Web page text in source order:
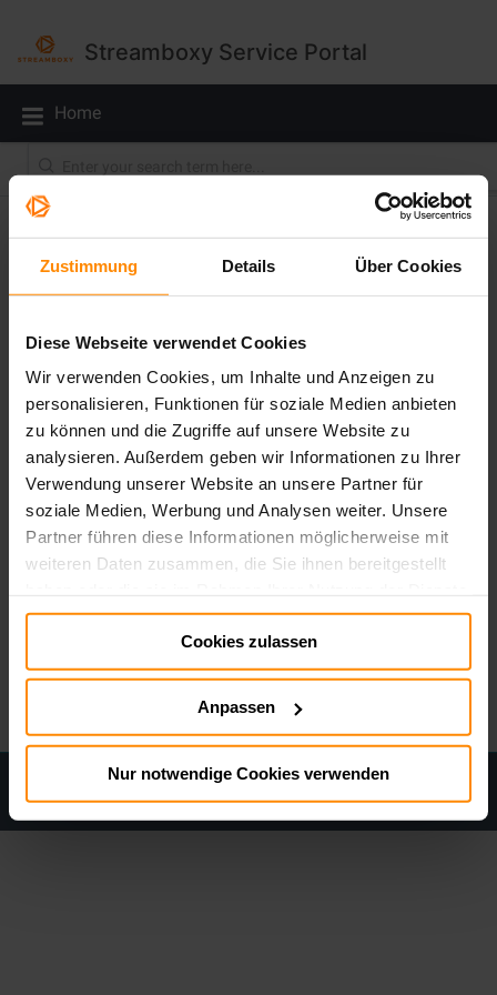
Zustimmung Details Über Cookies
Diese Webseite verwendet Cookies
Wir verwenden Cookies, um Inhalte und Anzeigen zu
personalisieren, Funktionen für soziale Medien anbieten
zu können und die Zugriffe auf unsere Website zu
analysieren. Außerdem geben wir Informationen zu Ihrer
Verwendung unserer Website an unsere Partner für
soziale Medien, Werbung und Analysen weiter. Unsere
Partner führen diese Informationen möglicherweise mit
weiteren Daten zusammen, die Sie ihnen bereitgestellt
gesammelt haben.
Impressum
Datenschutz:Datenschutz
Cookies zulassen
Anpassen
Nur notwendige Cookies verwenden
Streamboxy Service Portal
Home
User Provisioning and Synchronization
What is SCIM? The System for Cross-domain Identity
Management (SCIM) is a specification designed to make
managing user identities in cloud-based applicati...
Fri, 21 Mar, 2025 15:49